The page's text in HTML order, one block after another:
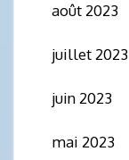
août 2023
juillet 2023
juin 2023
mai 2023